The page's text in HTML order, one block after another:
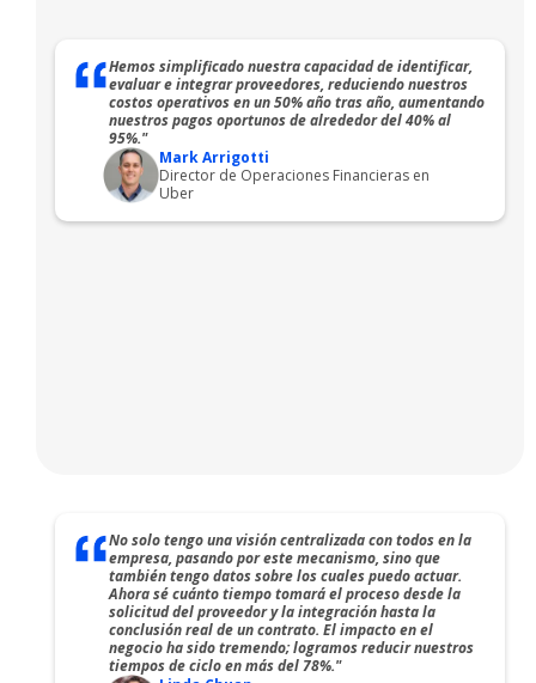
Hemos simplificado nuestra capacidad de identificar,
evaluar e integrar proveedores, reduciendo nuestros
costos operativos en un 50% año tras año, aumentando
nuestros pagos oportunos de alrededor del 40% al
95%."
Mark Arrigotti
Director de Operaciones Financieras en
Uber
No solo tengo una visión centralizada con todos en la
empresa, pasando por este mecanismo, sino que
también tengo datos sobre los cuales puedo actuar.
Ahora sé cuánto tiempo tomará el proceso desde la
solicitud del proveedor y la integración hasta la
conclusión real de un contrato. El impacto en el
negocio ha sido tremendo; logramos reducir nuestros
tiempos de ciclo en más del 78%."